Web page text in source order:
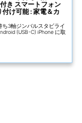
き スマートフォン
け可能 : 家電＆カ
ち3軸ジンバルスタビライ
(USB-C) iPhone に取